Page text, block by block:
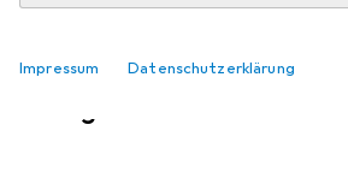
Impressum Datenschutzerklärung
Ähnliche Produkte mit besserer
Verfügbarkeit